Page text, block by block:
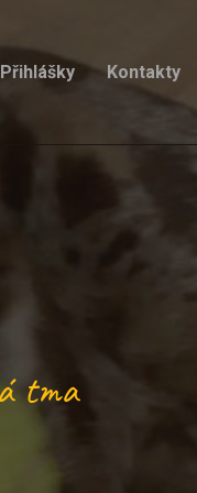
Přihlášky Kontakty
tma